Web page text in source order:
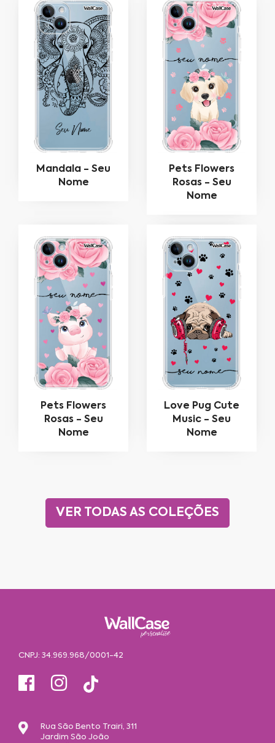
Mandala - Seu
Nome
Pets Flowers
Rosas - Seu
Nome
Pets Flowers
Rosas - Seu
Nome
Love Pug Cute
Music - Seu
Nome
VER TODAS AS COLEÇÕES
CNPJ: 34.969.968/0001-42
Rua São Bento Trairi, 311
Jardim São João